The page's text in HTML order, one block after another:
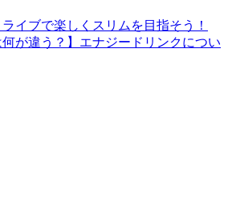
ライブで楽しくスリムを目指そう！
何が違う？】エナジードリンクについ